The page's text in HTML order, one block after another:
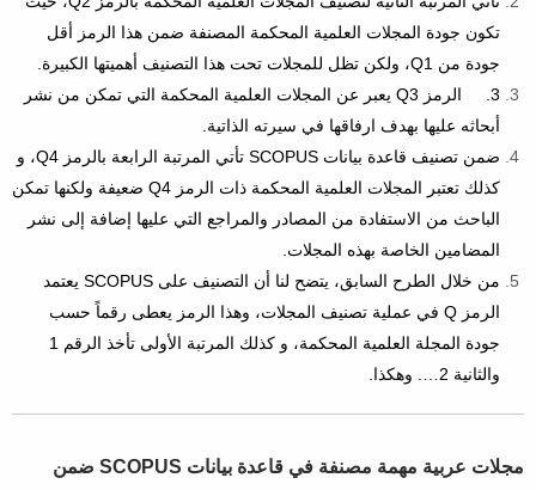
تكون جودة المجلات العلمية المحكمة المصنفة ضمن هذا الرمز أقل
جودة من Q1، ولكن تظل للمجلات تحت هذا التصنيف أهميتها الكبيرة.
3. الرمز Q3 يعبر عن المجلات العلمية المحكمة التي تمكن من نشر
أبحاثه عليها بهدف ارفاقها في سيرته الذاتية.
ضمن تصنيف قاعدة بيانات SCOPUS تأتي المرتبة الرابعة بالرمز Q4، و
كذلك تعتبر المجلات العلمية المحكمة ذات الرمز Q4 ضعيفة ولكنها تمكن
الباحث من الاستفادة من المصادر والمراجع التي عليها إضافة إلى نشر
المضامين الخاصة بهذه المجلات.
من خلال الطرح السابق، يتضح لنا أن التصنيف على SCOPUS يعتمد
الرمز Q في عملية تصنيف المجلات، وهذا الرمز يعطى رقماً حسب
جودة المجلة العلمية المحكمة، و كذلك المرتبة الأولى تأخذ الرقم 1
والثانية 2…. وهكذا.
مجلات عربية مهمة مصنفة في قاعدة بيانات SCOPUS ضمن